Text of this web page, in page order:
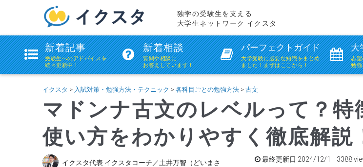
ikstudie(イ
ク
ス
タ)
独学の受験生を支える
大学生ネットワーク イクスタ
新着記事
受験生へのアドバイスを
続々更新中！
新着相談
質問や相談に
お答えしています！
パーフェクトガイド
大学受験に必要な知識をまとめ
ました！まずはここから！
大
志
勉
イクスタ > 入試対策・勉強方法・テクニック > 各科目ごとの勉強方法 > 古文
マドンナ古文のレベルって？特
使い方をわかりやすく徹底解説
イクスタ代表 イクスタコーチ／土井万智（どいまさ
最終更新日 2024/12/1 3388